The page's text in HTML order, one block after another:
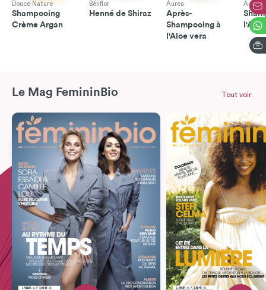
Douce Nature
Shampooing
Crème Argan
Béliflor
Henné de Shiraz
Aurea
Après-
Shampooing à
l'Aloe vera
Aurea
Le Mag FemininBio Tout voir